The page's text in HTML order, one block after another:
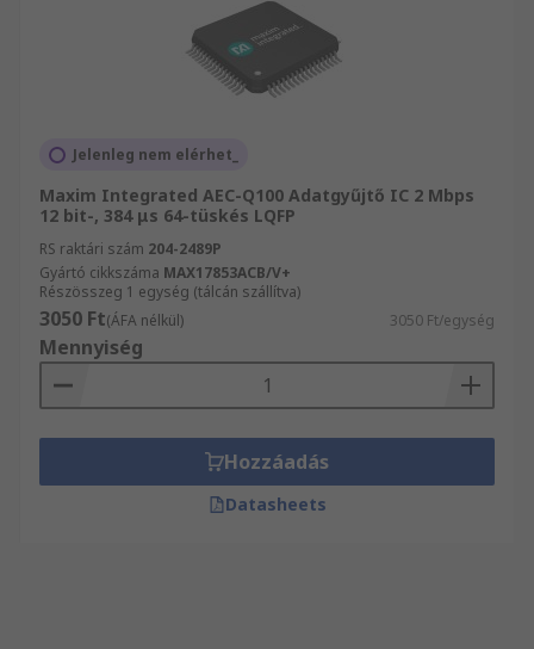
Jelenleg nem elérhet_
Maxim Integrated AEC-Q100 Adatgyűjtő IC 2 Mbps
12 bit-, 384 μs 64-tüskés LQFP
RS raktári szám 204-2489P
Gyártó cikkszáma MAX17853ACB/V+
Részösszeg 1 egység (tálcán szállítva)
3050 Ft(ÁFA nélkül) 3050 Ft/egység
Mennyiség
Hozzáadás
Datasheets